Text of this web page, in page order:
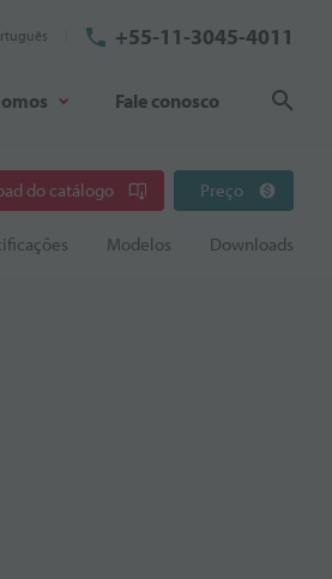
+55-11-3045-4011
Fale conosco
do catálogo Preço
Modelos Downloads